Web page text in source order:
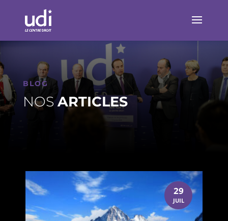
BLOG
NOSARTICLES
29
JUIL